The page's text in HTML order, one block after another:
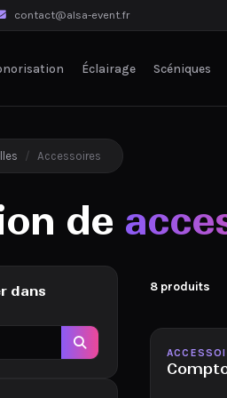
contact@alsa-event.fr
Éclairage Scéniques
/ Accessoires
de
dans
8 produits
Disponible